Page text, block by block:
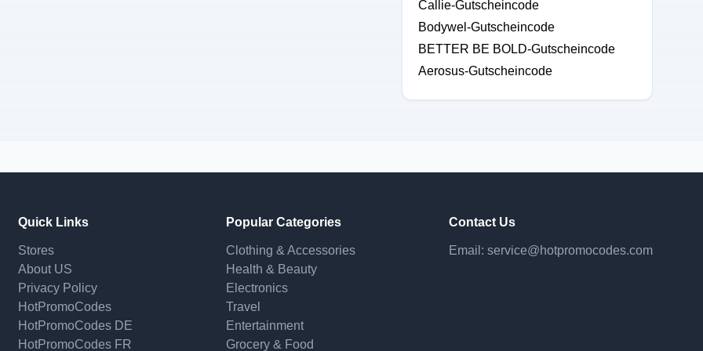
Callie-Gutscheincode
Bodywel-Gutscheincode
BETTER BE BOLD-Gutscheincode
Aerosus-Gutscheincode
Quick Links
Stores
About US
Privacy Policy
HotPromoCodes
HotPromoCodes DE
HotPromoCodes FR
Popular Categories
Clothing & Accessories
Health & Beauty
Electronics
Travel
Entertainment
Grocery & Food
Contact Us
Email: service@hotpromocodes.com